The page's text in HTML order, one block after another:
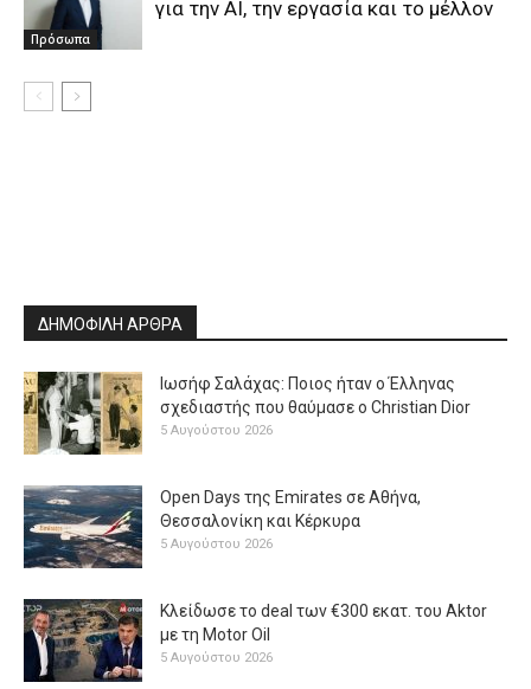
Πρόσωπα
για την ΑΙ, την εργασία και το μέλλον
ΔΗΜΟΦΙΛΗ ΑΡΘΡΑ
Ιωσήφ Σαλάχας: Ποιος ήταν ο Έλληνας
σχεδιαστής που θαύμασε ο Christian Dior
5 Αυγούστου 2026
Open Days της Emirates σε Αθήνα,
Θεσσαλονίκη και Κέρκυρα
5 Αυγούστου 2026
Κλείδωσε το deal των €300 εκατ. του Aktor
με τη Μotor Oil
5 Αυγούστου 2026